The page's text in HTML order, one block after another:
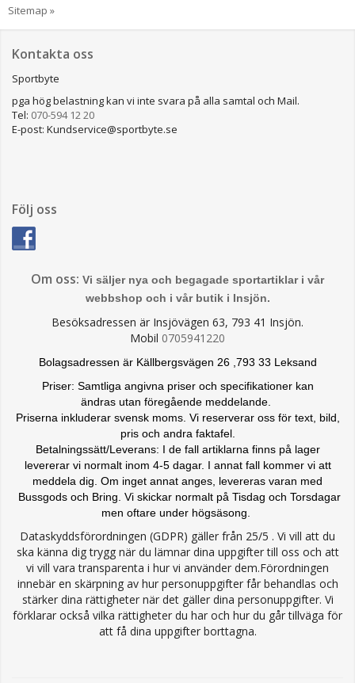
Sitemap »
Kontakta oss
Sportbyte
pga hög belastning kan vi inte svara på alla samtal och Mail.
Tel: 070-594 12 20
E-post: Kundservice@sportbyte.se
Följ oss
Om oss: Vi säljer nya och begagade sportartiklar i vår
webbshop och i vår butik i Insjön.
Besöksadressen är Insjövägen 63, 793 41 Insjön.
Mobil 0705941220
Bolagsadressen är Källbergsvägen 26 ,793 33 Leksand
Priser: Samtliga angivna priser och specifikationer kan
ändras utan föregående meddelande.
Priserna inkluderar svensk moms. Vi reserverar oss för text, bild,
pris och andra faktafel.
Betalningssätt/Leverans: I de fall artiklarna finns på lager
levererar vi normalt inom 4-5 dagar. I annat fall kommer vi att
meddela dig. Om inget annat anges, levereras varan med
Bussgods och Bring. Vi skickar normalt på Tisdag och Torsdagar
men oftare under högsäsong.
Dataskyddsförordningen (GDPR) gäller från 25/5 . Vi vill att du
ska känna dig trygg när du lämnar dina uppgifter till oss och att
vi vill vara transparenta i hur vi använder dem.Förordningen
innebär en skärpning av hur personuppgifter får behandlas och
stärker dina rättigheter när det gäller dina personuppgifter. Vi
förklarar också vilka rättigheter du har och hur du går tillväga för
att få dina uppgifter borttagna.